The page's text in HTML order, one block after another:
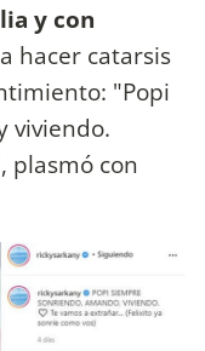
y con
hacer catarsis
"Popi
viviendo.
plasmó con